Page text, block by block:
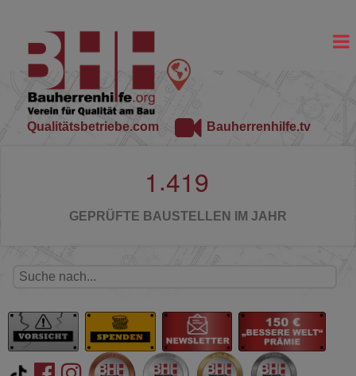
Qualitätsbetriebe.com Bauherrenhilfe.tv
1 .419
GEPRÜFTE BAUSTELLEN IM JAHR